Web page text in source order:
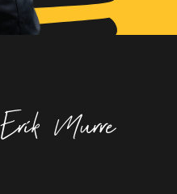
Erik Murre